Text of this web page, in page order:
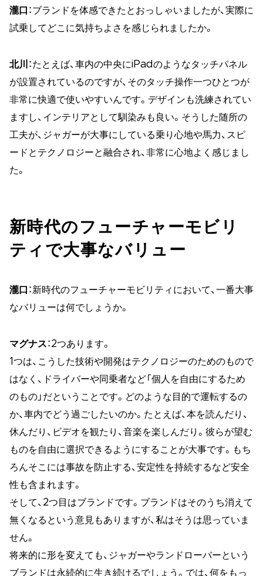
瀧口 ：ブランドを体感できたとおっしゃいましたが、実際に
試乗してどこに気持ちよさを感じられましたか。
北川
：たとえば、車内の中央にiPadのようなタッチパネル
が設置されているのですが、そのタッチ操作一つひとつが
非常に快適で使いやすいんです。デザインも洗練されてい
ますし、インテリアとして馴染みも良い。そうした随所の
工夫が、ジャガーが大事にしている乗り心地や馬力、スピ
ードとテクノロジーと融合され、非常に心地よく感じまし
た。
新時代のフューチャーモビリ
ティで大事なバリュー
瀧口 ：新時代のフューチャーモビリティにおいて、一番大事
なバリューは何でしょうか。
マグナス：2つあります。
1つは、こうした技術や開発はテクノロジーのためのもので
はなく、ドライバーや同乗者など「個人を自由にするため
のもの」だということです。どのような目的で運転するの
か、車内でどう過ごしたいのか。たとえば、本を読んだり、
休んだり、ビデオを観たり、音楽を楽しんだり。彼らが望む
ものを自由に選択できるようにすることが大事です。もち
ろんそこには事故を防止する、安定性を持続するなど安全
性も含まれます。
そして、2つ目はブランドです。ブランドはそのうち消えて
無くなるという意見もありますが、私はそうは思っていま
せん。
将来的に形を変えても、ジャガーやランドローバーという
ブランドは永続的に生き続けるでしょう。では、何をもっ